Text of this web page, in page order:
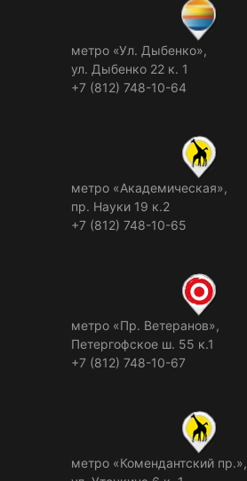
метро «Ул. Дыбенко»,
ул. Дыбенко 22 к. 1
+7 (812) 748-10-64
метро «Академическая»,
пр. Науки 19 к.2
+7 (812) 748-10-65
метро «Пр. Ветеранов»,
Петергофское ш. 55 к.1
+7 (812) 748-10-67
метро «Комендантский пр.»,